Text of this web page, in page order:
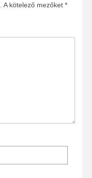
A kötelező mezőket *